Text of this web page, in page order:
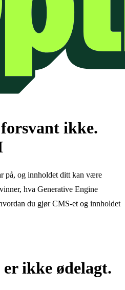
ikke.
på, og innholdet ditt kan være
hva Generative Engine
du gjør CMS-et og innholdet
ikke ødelagt.